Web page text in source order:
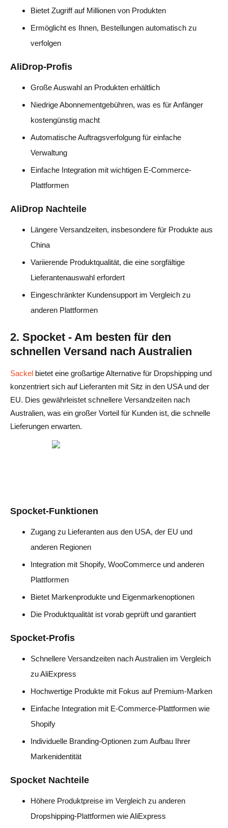
Bietet Zugriff auf Millionen von Produkten
Ermöglicht es Ihnen, Bestellungen automatisch zu
verfolgen
AliDrop-Profis
Große Auswahl an Produkten erhältlich
Niedrige Abonnementgebühren, was es für Anfänger
kostengünstig macht
Automatische Auftragsverfolgung für einfache
Verwaltung
Einfache Integration mit wichtigen E-Commerce-
Plattformen
AliDrop Nachteile
Längere Versandzeiten, insbesondere für Produkte aus
China
Variierende Produktqualität, die eine sorgfältige
Lieferantenauswahl erfordert
Eingeschränkter Kundensupport im Vergleich zu
anderen Plattformen
2. Spocket - Am besten für den
schnellen Versand nach Australien
Sackel bietet eine großartige Alternative für Dropshipping und
konzentriert sich auf Lieferanten mit Sitz in den USA und der
EU. Dies gewährleistet schnellere Versandzeiten nach
Australien, was ein großer Vorteil für Kunden ist, die schnelle
Lieferungen erwarten.
Spocket-Funktionen
Zugang zu Lieferanten aus den USA, der EU und
anderen Regionen
Integration mit Shopify, WooCommerce und anderen
Plattformen
Bietet Markenprodukte und Eigenmarkenoptionen
Die Produktqualität ist vorab geprüft und garantiert
Spocket-Profis
Schnellere Versandzeiten nach Australien im Vergleich
zu AliExpress
Hochwertige Produkte mit Fokus auf Premium-Marken
Einfache Integration mit E-Commerce-Plattformen wie
Shopify
Individuelle Branding-Optionen zum Aufbau Ihrer
Markenidentität
Spocket Nachteile
Höhere Produktpreise im Vergleich zu anderen
Dropshipping-Plattformen wie AliExpress